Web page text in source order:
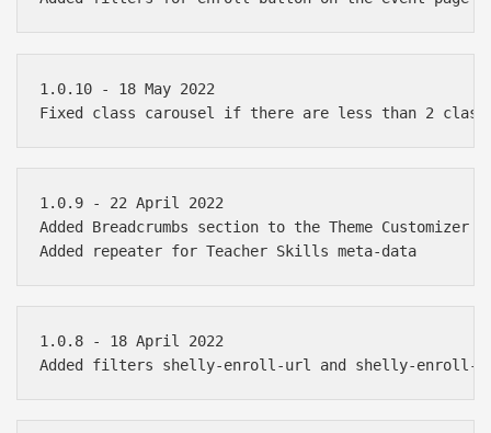
1.0.10 - 18 May 2022
1.0.9 - 22 April 2022
Added Breadcrumbs section to the Theme Customizer
1.0.8 - 18 April 2022